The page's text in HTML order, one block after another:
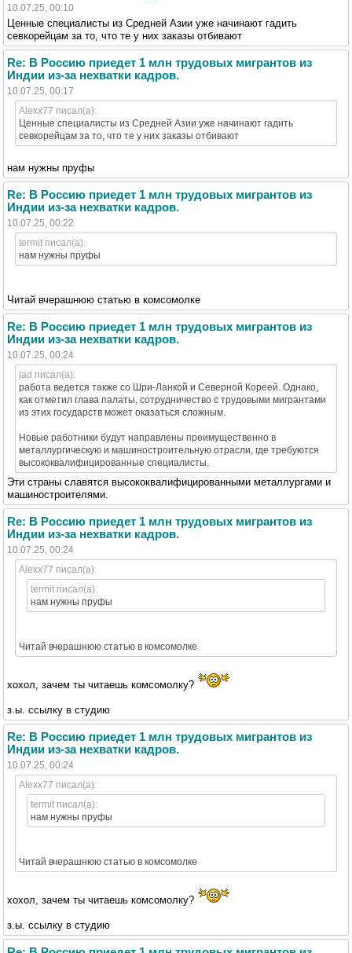
10.07.25, 00:10
Ценные специалисты из Средней Азии уже начинают гадить
севкорейцам за то, что те у них заказы отбивают
Re: В Россию приедет 1 млн трудовых мигрантов из
Индии из-за нехватки кадров.
10.07.25, 00:17
Alexx77 писал(а):
Ценные специалисты из Средней Азии уже начинают гадить
севкорейцам за то, что те у них заказы отбивают
нам нужны пруфы
Re: В Россию приедет 1 млн трудовых мигрантов из
Индии из-за нехватки кадров.
10.07.25, 00:22
termit писал(а):
нам нужны пруфы
Читай вчерашнюю статью в комсомолке
Re: В Россию приедет 1 млн трудовых мигрантов из
Индии из-за нехватки кадров.
10.07.25, 00:24
jad писал(а):
работа ведется также со Шри-Ланкой и Северной Кореей. Однако,
как отметил глава палаты, сотрудничество с трудовыми мигрантами
из этих государств может оказаться сложным.
Новые работники будут направлены преимущественно в
металлургическую и машиностроительную отрасли, где требуются
высококвалифицированные специалисты.
Эти страны славятся высококвалифицированными металлургами и
машиностроителями.
Re: В Россию приедет 1 млн трудовых мигрантов из
Индии из-за нехватки кадров.
10.07.25, 00:24
Alexx77 писал(а):
termit писал(а):
нам нужны пруфы
Читай вчерашнюю статью в комсомолке
хохол, зачем ты читаешь комсомолку?
з.ы. ссылку в студию
Re: В Россию приедет 1 млн трудовых мигрантов из
Индии из-за нехватки кадров.
10.07.25, 00:24
Alexx77 писал(а):
termit писал(а):
нам нужны пруфы
Читай вчерашнюю статью в комсомолке
хохол, зачем ты читаешь комсомолку?
з.ы. ссылку в студию